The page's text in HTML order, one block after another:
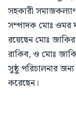
সহকারী
সম্পাদক মোঃ ওমর
রয়েছেন মোঃ
রাকিব, ও মোঃ
সুষ্ঠু পরিচালনার
করেছেন।